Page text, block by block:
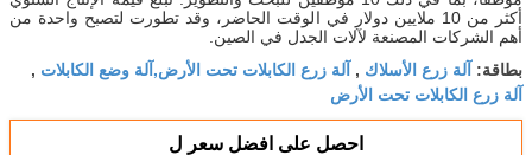
أكثر من 10 ملايين دولار في الوقت الحاضر، وقد تطورت لتصبح واحدة من
أهم الشركات المصنعة لآلات الجدل في الصين.
بطاقة: آلة زرع الأسلاك , آلة زرع الكابلات تحت الأرض,آلة وضع الكابلات ,
آلة زرع الكابلات تحت الأرض
احصل على افضل سعر ل